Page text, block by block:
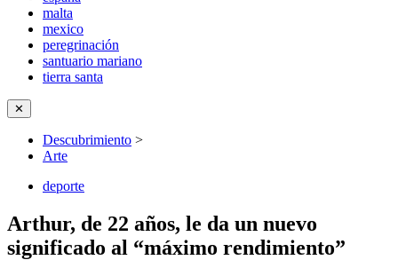
malta
mexico
peregrinación
santuario mariano
tierra santa
✕
Descubrimiento >
Arte
deporte
Arthur, de 22 años, le da un nuevo
significado al “máximo rendimiento”